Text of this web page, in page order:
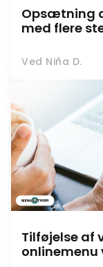
Opsætning
med flere
Ved Niña D.
Tilføjelse af
onlinemenu